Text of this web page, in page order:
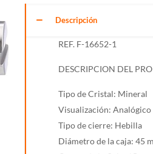
HOMBREDescripción
REF. F-16652-1
DESCRIPCION DEL
Tipo de Cristal: Mineral
Visualización: Analógico
Tipo de cierre: Hebilla
Diámetro de la caja: 45